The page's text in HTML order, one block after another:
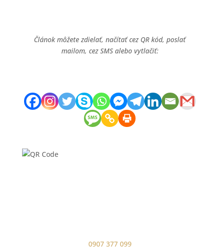
Článok môžete zdielať, načítať cez QR kód, poslať
mailom, cez SMS alebo vytlačiť:
0907 377 099